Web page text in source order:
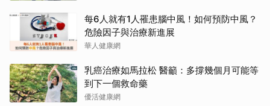
每6人就有1人罹患腦中風！如何預防中風？
危險因子與治療新進展
華人健康網
乳癌治療如馬拉松 醫籲：多撐幾個月可能等
到下一個救命藥
優活健康網